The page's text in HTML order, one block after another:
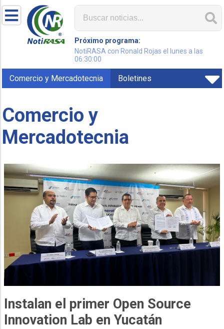
Próximo programa:
NotiRASA con Ronald Rojas el lunes a las
06:30:00
Comercio y Mercadotecnia Boletines
Comercio y
Mercadotecnia
Instalan el primer Open Source
Innovation Lab en Yucatán